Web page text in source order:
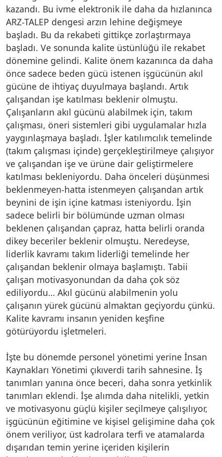
kazandı. Bu ivme elektronik ile daha da hızlanınca
ARZ-TALEP dengesi arzın lehine değişmeye
başladı. Bu da rekabeti gittikçe zorlaştırmaya
başladı. Ve sonunda kalite üstünlüğü ile rekabet
dönemine gelindi. Kalite önem kazanınca da daha
önce sadece beden gücü istenen işgücünün akıl
gücüne de ihtiyaç duyulmaya başlandı. Artık
çalışandan işe katılması beklenir olmuştu.
Çalışanların akıl gücünü alabilmek için, takım
çalışması, öneri sistemleri gibi uygulamalar hızla
yaygınlaşmaya başladı. İşler katılımcılık temelinde
(takım çalışması içinde) gerçekleştirilmeye çalışıyor
ve çalışandan işe ve ürüne dair geliştirmelere
katılması bekleniyordu. Daha önceleri düşünmesi
beklenmeyen-hatta istenmeyen çalışandan artık
beynini de işin içine katması isteniyordu. İşin
sadece belirli bir bölümünde uzman olması
beklenen çalışandan çapraz, hatta belirli oranda
dikey beceriler beklenir olmuştu. Neredeyse,
liderlik kavramı takım liderliği temelinde her
çalışandan beklenir olmaya başlamıştı. Tabii
çalışan motivasyonundan da daha çok söz
ediliyordu… Akıl gücünü alabilmenin yolu
çalışanın yürek gücünü almaktan geçiyordu çünkü.
Kalite kavramı insanın yeniden keşfine
götürüyordu işletmeleri.
İşte bu dönemde personel yönetimi yerine İnsan
Kaynakları Yönetimi çıkıverdi tarih sahnesine. İş
tanımları yanına önce beceri, daha sonra yetkinlik
tanımları eklendi. İşe alımda daha nitelikli, yetkin
ve motivasyonu güçlü kişiler seçilmeye çalışılıyor,
işgücünün eğitimine ve kişisel gelişimine daha çok
önem veriliyor, üst kadrolara terfi ve atamalarda
dışarıdan temin yerine içeriden kişilerin